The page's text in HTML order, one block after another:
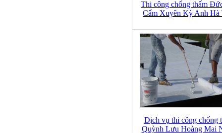
Thi công chống thấm
Cẩm Xuyên Kỳ Anh Hà
Dịch vụ thi công chống
Quỳnh Lưu Hoàng Mai